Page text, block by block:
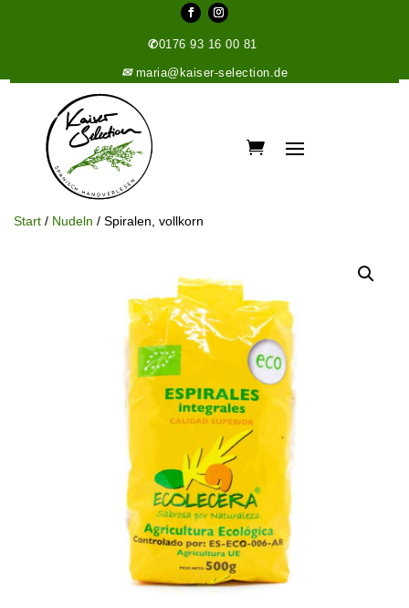
✆0176 93 16 00 81
✉ maria@kaiser-selection.de
Start / Nudeln / Spiralen, vollkorn